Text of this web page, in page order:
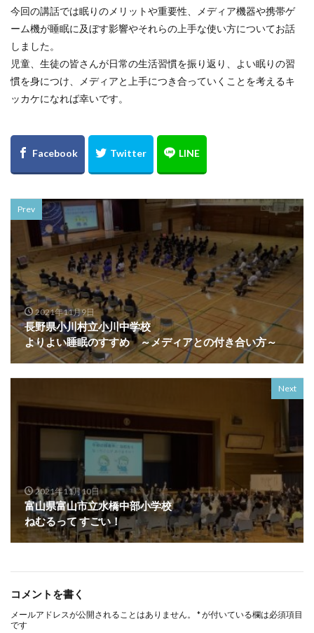
今回の講話では眠りのメリットや重要性、メディア機器や携帯ゲ
ーム機が睡眠に及ぼす影響やそれらの上手な使い方についてお話
しました。
児童、生徒の皆さんが日常の生活習慣を振り返り、よい眠りの習
慣を身につけ、メディアと上手につき合っていくことを考えるキ
ッカケになれば幸いです。
Prev
2021年11月9日
長野県小川村立小川中学校
よりよい睡眠のすすめ ～メディアとの付き合い方～
Next
2021年11月10日
富山県富山市立水橋中部小学校
ねむるって すごい！
コメントを書く
メールアドレスが公開されることはありません。 *が付いている欄は必須項目
です